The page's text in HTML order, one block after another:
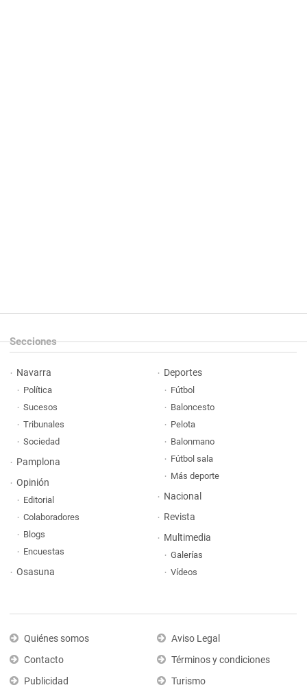
Secciones
Navarra
Política
Sucesos
Tribunales
Sociedad
Pamplona
Opinión
Editorial
Colaboradores
Blogs
Encuestas
Osasuna
Deportes
Fútbol
Baloncesto
Pelota
Balonmano
Fútbol sala
Más deporte
Nacional
Revista
Multimedia
Galerías
Vídeos
Quiénes somos
Contacto
Publicidad
Aviso Legal
Términos y condiciones
Turismo